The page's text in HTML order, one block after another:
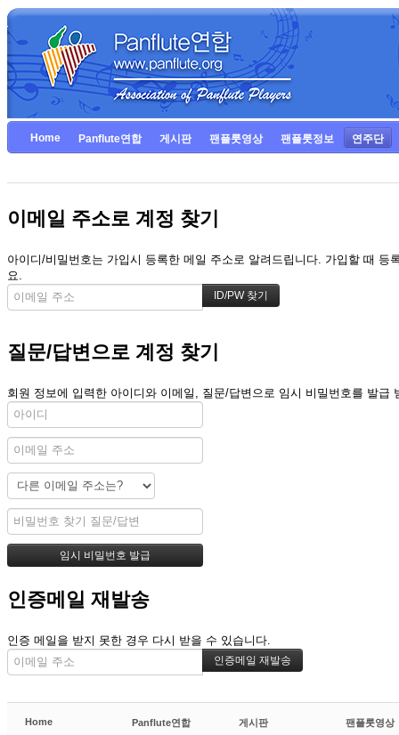
Home Panflute연합 게시판 팬플룻영상 팬플룻정보 연주단
이메일 주소로 계정 찾기
아이디/비밀번호는 가입시 등록한 메일 주소로 알려드립니다. 가입할 때
요.
질문/답변으로 계정 찾기
회원 정보에 입력한 아이디와 이메일, 질문/답변으로 임시 비밀번호를 발급
인증메일 재발송
인증 메일을 받지 못한 경우 다시 받을 수 있습니다.
Home Panflute연합 게시판
팬플룻영상